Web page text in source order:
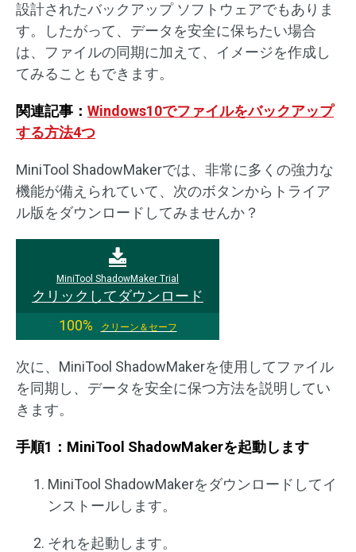
設計されたバックアップ ソフトウェアでもありま
す。したがって、データを安全に保ちたい場合
は、ファイルの同期に加えて、イメージを作成し
てみることもできます。
関連記事： Windows10でファイルをバックアップ
する方法4つ
MiniTool ShadowMakerでは、非常に多くの強力な
機能が備えられていて、次のボタンからトライア
ル版をダウンロードしてみませんか？
MiniTool ShadowMaker Trial
クリックしてダウンロード
100%
クリーン＆セーフ
次に、MiniTool ShadowMakerを使用してファイル
を同期し、データを安全に保つ方法を説明してい
きます。
手順1：MiniTool ShadowMakerを起動します
MiniTool ShadowMakerをダウンロードしてイ
ンストールします。
それを起動します。